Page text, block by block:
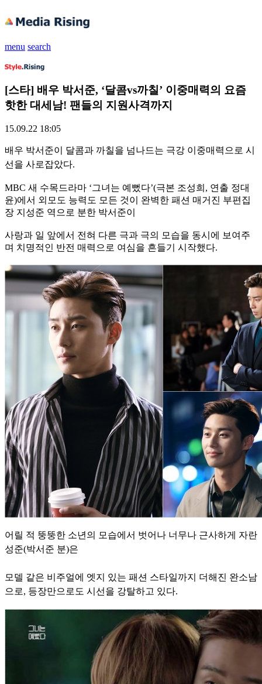
menu search
[스타] 배우 박서준, ‘달콤vs까칠’ 이중매력의 요즘
핫한 대세남! 팬들의 지원사격까지
15.09.22 18:05
배우 박서준이 달콤과 까칠을 넘나드는 극강 이중매력으로 시
선을 사로잡았다.
MBC 새 수목드라마 ‘그녀는 예뻤다’(극본 조성희, 연출 정대
윤)에서 외모도 능력도 모든 것이 완벽한 패션 매거진 부편집
장 지성준 역으로 분한 박서준이
사랑과 일 앞에서 전혀 다른 극과 극의 모습을 동시에 보여주
며 치명적인 반전 매력으로 여심을 흔들기 시작했다.
어릴 적 뚱뚱한 소년의 모습에서 벗어나 너무나 근사하게 자란
성준(박서준 분)은
모델 같은 비주얼에 엣지 있는 패션 스타일까지 더해진 완소남
으로, 등장만으로도 시선을 강탈하고 있다.